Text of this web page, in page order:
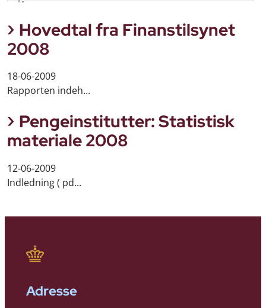
Hovedtal fra Finanstilsynet
2008
18-06-2009
Rapporten indeh...
Pengeinstitutter: Statistisk
materiale 2008
12-06-2009
Indledning ( pd...
Adresse